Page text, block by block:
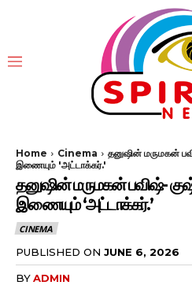
Home Cinema
தனுஷின் மருமகன்
இணையும் 'அட்டாக்கர்.'
தனுஷின் மருமகன் பவிஷ்-
இணையும் ‘அட்டாக்கர்.’
CINEMA
PUBLISHED ON JUNE 6, 2026
BYADMIN